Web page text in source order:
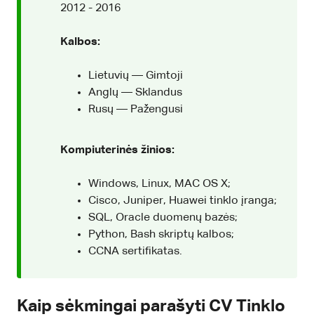
2012 - 2016
Kalbos:
Lietuvių — Gimtoji
Anglų — Sklandus
Rusų — Pažengusi
Kompiuterinės žinios:
Windows, Linux, MAC OS X;
Cisco, Juniper, Huawei tinklo įranga;
SQL, Oracle duomenų bazės;
Python, Bash skriptų kalbos;
CCNA sertifikatas.
Kaip sėkmingai parašyti CV Tinklo